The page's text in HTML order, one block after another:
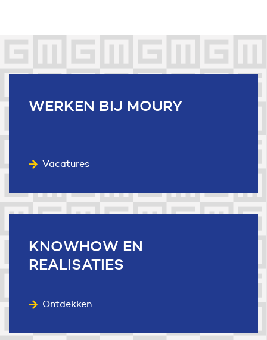
WERKEN BIJ MOURY
Vacatures
KNOWHOW EN
REALISATIES
Ontdekken